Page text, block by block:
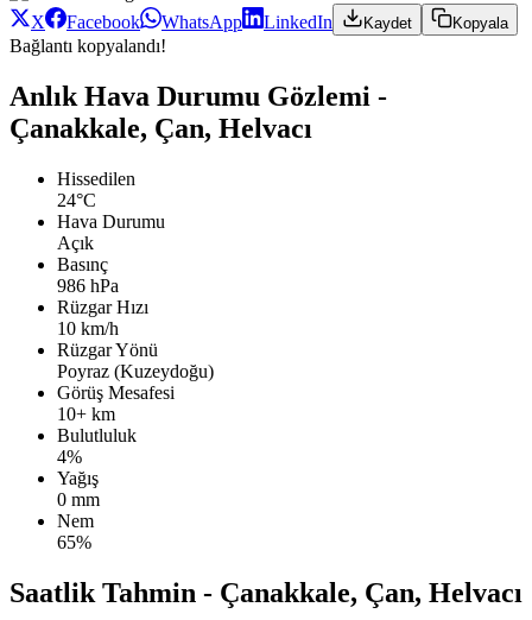
X Facebook WhatsApp LinkedIn Kaydet Kopyala
Bağlantı kopyalandı!
Anlık Hava Durumu Gözlemi -
Çanakkale, Çan, Helvacı
Hissedilen
24°C
Hava Durumu
Açık
Basınç
986 hPa
Rüzgar Hızı
10 km/h
Rüzgar Yönü
Poyraz (Kuzeydoğu)
Görüş Mesafesi
10+ km
Bulutluluk
4%
Yağış
0 mm
Nem
65%
Saatlik Tahmin - Çanakkale, Çan, Helvacı